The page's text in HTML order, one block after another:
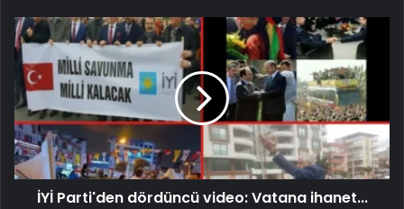
İYİ Parti'den dördüncü video: Vatana ihanet...